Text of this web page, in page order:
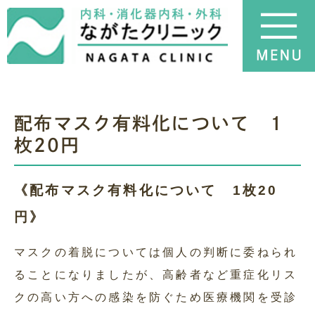
配布マスク有料化について 1
枚20円
《配布マスク有料化について 1枚20
円》
マスクの着脱については個人の判断に委ねられ
ることになりましたが、高齢者など重症化リス
クの高い方への感染を防ぐため医療機関を受診